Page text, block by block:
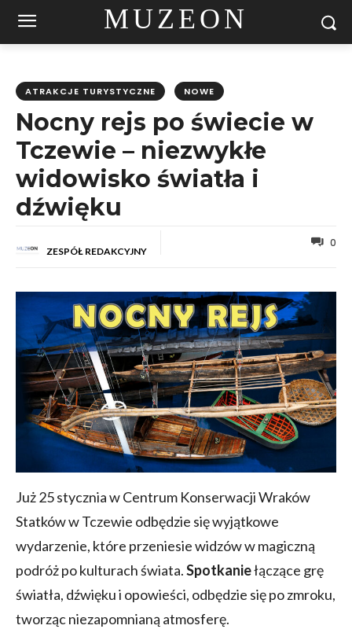
MUZEON
ATRAKCJE TURYSTYCZNE NOWE
Nocny rejs po świecie w
Tczewie – niezwykłe
widowisko światła i
dźwięku
ZESPÓŁ REDAKCYJNY
0
Już 25 stycznia w Centrum Konserwacji Wraków
Statków w Tczewie odbędzie się wyjątkowe
wydarzenie, które przeniesie widzów w magiczną
podróż po kulturach świata.Spotkaniełączące grę
światła, dźwięku i opowieści, odbędzie się po zmroku,
tworząc niezapomnianą atmosferę.